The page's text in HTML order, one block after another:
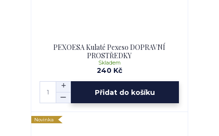
PEXOESA Kulaté Pexeso DOPRAVNÍ
PROSTŘEDKY
240 Kč
Skladem
Přidat do košíku
Novinka